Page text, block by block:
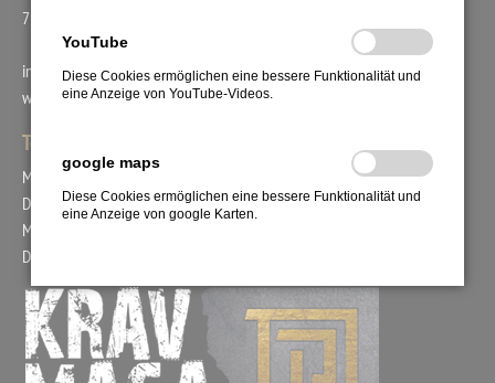
71711 Steinheim
info@kravmaga-union.de
www.kravmaga-union.com
Tel.: +49. 171. 2978554
Mo. 15:00 - 18:00 Uhr
Di. 09:00 - 12:00 Uhr
Mi. 15:00 - 17:00 Uhr
Do. 09:00 - 12:00 Uhr
YouTube
Diese Cookies ermöglichen eine bessere Funktionalität und
eine Anzeige von YouTube-Videos.
google maps
Diese Cookies ermöglichen eine bessere Funktionalität und
eine Anzeige von google Karten.